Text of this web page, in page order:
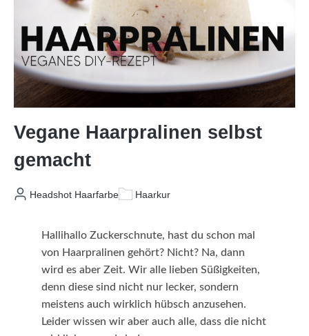
Vegane Haarpralinen selbst
gemacht
Headshot Haarfarbe Haarkur
Hallihallo Zuckerschnute, hast du schon mal
von Haarpralinen gehört? Nicht? Na, dann
wird es aber Zeit. Wir alle lieben Süßigkeiten,
denn diese sind nicht nur lecker, sondern
meistens auch wirklich hübsch anzusehen.
Leider wissen wir aber auch alle, dass die nicht